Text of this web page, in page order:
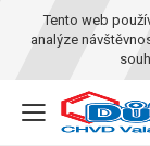
Tento web
analýze